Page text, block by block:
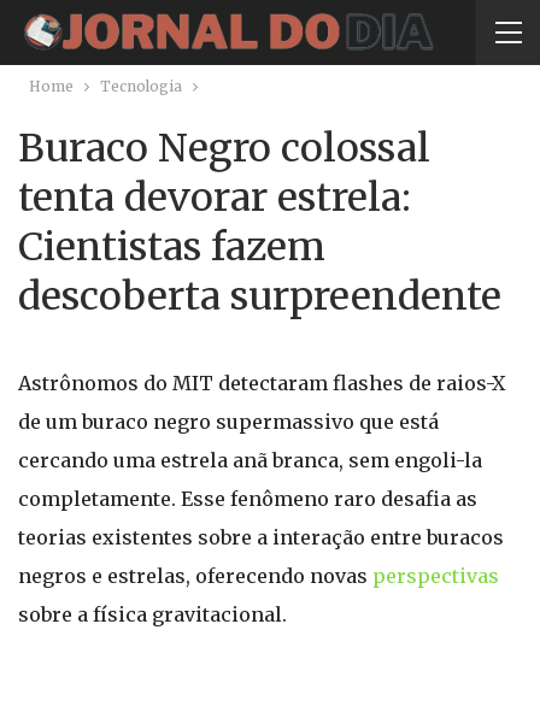
Home Tecnologia
Buraco Negro colossal
tenta devorar estrela:
Cientistas fazem
descoberta surpreendente
Astrônomos do MIT detectaram flashes de raios-X
de um buraco negro supermassivo que está
cercando uma estrela anã branca, sem engoli-la
completamente. Esse fenômeno raro desafia as
teorias existentes sobre a interação entre buracos
negros e estrelas, oferecendo novas perspectivas
sobre a física gravitacional.